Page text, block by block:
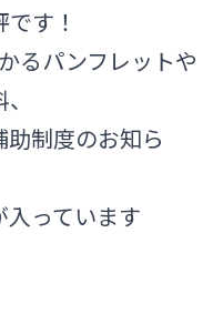
す！
るパンフレットや
制度のお知ら
っています